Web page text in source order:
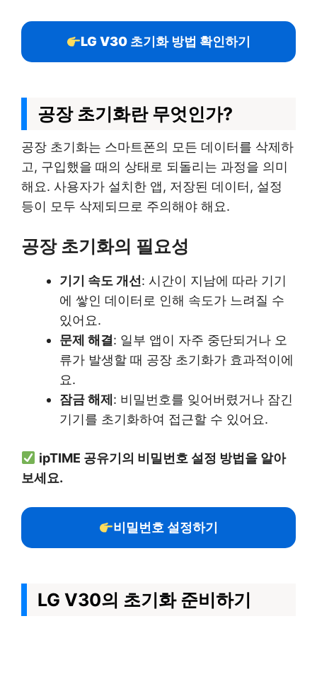
LG V30 초기화 방법 확인하기
공장 초기화란 무엇인가?
공장 초기화는 스마트폰의 모든 데이터를 삭제하
고, 구입했을 때의 상태로 되돌리는 과정을 의미
해요. 사용자가 설치한 앱, 저장된 데이터, 설정
등이 모두 삭제되므로 주의해야 해요.
공장 초기화의 필요성
기기 속도 개선 : 시간이 지남에 따라 기기
에 쌓인 데이터로 인해 속도가 느려질 수
있어요.
문제 해결 : 일부 앱이 자주 중단되거나 오
류가 발생할 때 공장 초기화가 효과적이에
요.
잠금 해제 : 비밀번호를 잊어버렸거나 잠긴
기기를 초기화하여 접근할 수 있어요.
ipTIME 공유기의 비밀번호 설정 방법을 알아
보세요.
비밀번호 설정하기
LG V30의 초기화 준비하기